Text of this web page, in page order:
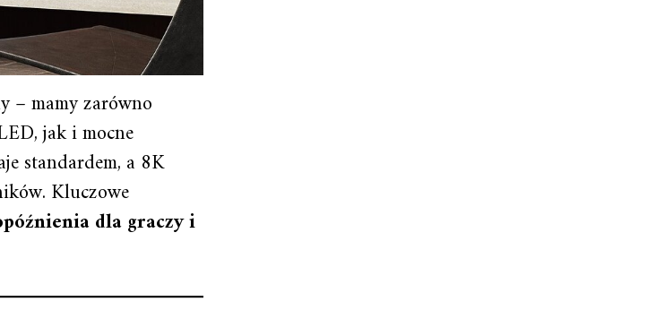
– mamy zarówno
jak i mocne
standardem, a 8K
Kluczowe
dla graczy i